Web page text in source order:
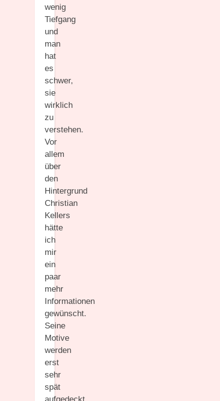
wenig
Tiefgang
und
man
hat
es
schwer,
sie
wirklich
zu
verstehen.
Vor
allem
über
den
Hintergrund
Christian
Kellers
hätte
ich
mir
ein
paar
mehr
Informationen
gewünscht.
Seine
Motive
werden
erst
sehr
spät
aufgedeckt,